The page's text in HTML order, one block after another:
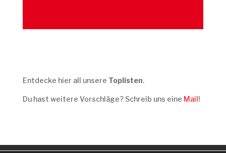
Entdecke hier all unsere Toplisten.
Du hast weitere Vorschläge? Schreib uns eine Mail!